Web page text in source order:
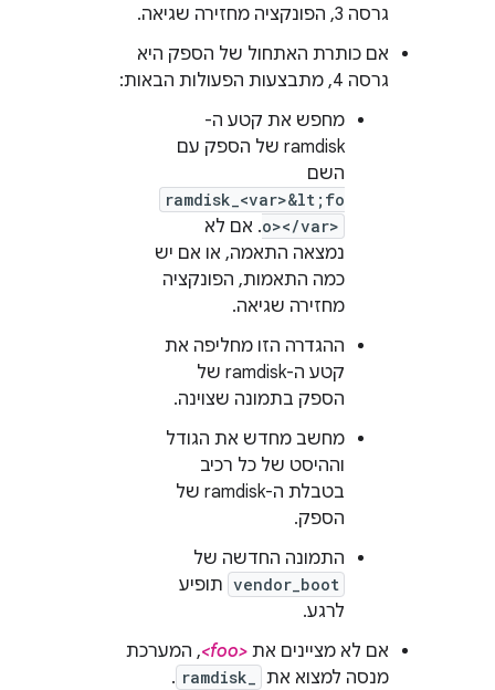
גרסה 3, הפונקציה מחזירה שגיאה.
אם כותרת האתחול של הספק היא
גרסה 4, מתבצעות הפעולות הבאות:
מחפש את קטע ה-
ramdisk של הספק עם
השם
ramdisk_<var>&lt;fo
o></var>. אם לא
נמצאה התאמה, או אם יש
כמה התאמות, הפונקציה
מחזירה שגיאה.
ההגדרה הזו מחליפה את
קטע ה-ramdisk של
הספק בתמונה שצוינה.
מחשב מחדש את הגודל
וההיסט של כל רכיב
בטבלת ה-ramdisk של
הספק.
התמונה החדשה של
vendor_boot תופיע
לרגע.
אם לא מציינים את <foo>
, המערכת
מנסה למצוא את
ramdisk_
.